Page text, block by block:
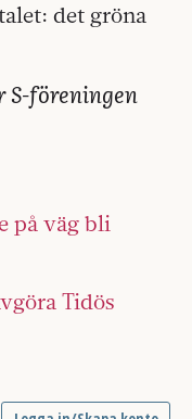
det gröna
S-föreningen
på väg bli
Tidös